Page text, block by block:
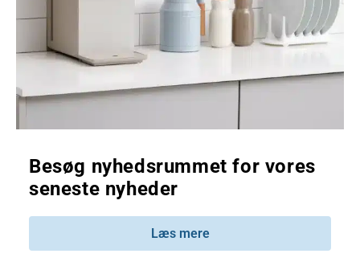
Besøg nyhedsrummet for vores
seneste nyheder
Læs mere